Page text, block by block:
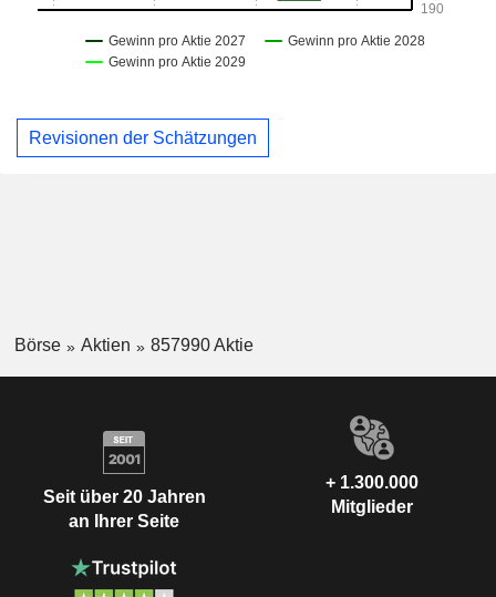
Revisionen der Schätzungen
Börse Aktien 857990 Aktie
Seit über 20 Jahren
an Ihrer Seite
+ 1.300.000
Mitglieder